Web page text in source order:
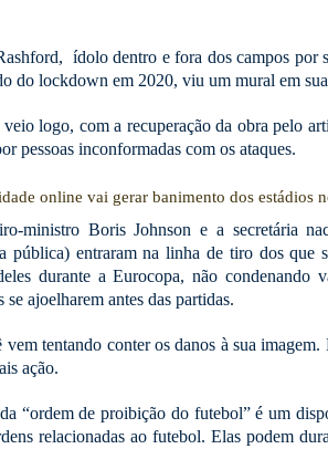
ídolo dentro e fora dos campos por
do lockdown em 2020, viu um mural em
veio logo, com a recuperação da obra pelo
pessoas inconformadas com os ataques.
online vai gerar banimento dos estádios
ministro Boris Johnson e a secretária
pública) entraram na linha de tiro dos que
durante a Eurocopa, não
se ajoelharem antes das partidas.
vem tentando conter os danos à sua
ação.
“ordem de proibição do futebol” é um
relacionadas ao futebol. Elas podem